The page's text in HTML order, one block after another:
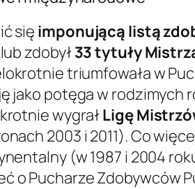
się imponującą listą
zdobył33 tytuły
triumfowała w
jako potęga w rodzimych
wygrałLigę
2003 i 2011). Co
(w 1987 i 2004
o Pucharze Zdobywców